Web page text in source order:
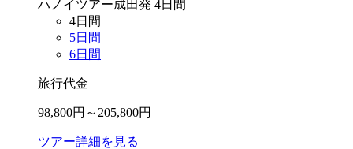
ハノイ ツアー成田発 4日間
4日間
5日間
6日間
旅行代金
98,800円～ 205,800円
ツアー詳細を見る